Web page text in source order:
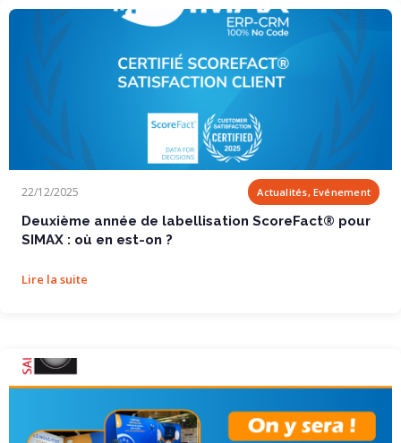
22/12/2025 Actualités, Evénement
Deuxième année de labellisation ScoreFact® pour
SIMAX : où en est-on ?
Lire la suite